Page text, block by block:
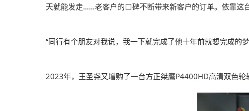
天就能发走……老客户的口碑不断带来新客户的订单。依靠这
“同行有个朋友对我说，我一下就完成了他十年前就想完成的
2023年，王圣尧又增购了一台方正桀鹰P4400HD高清双色